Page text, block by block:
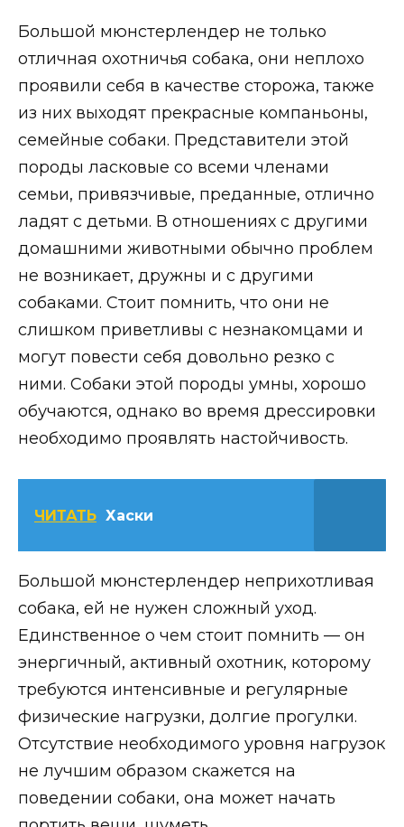
Большой мюнстерлендер не только
отличная охотничья собака, они неплохо
проявили себя в качестве сторожа, также
из них выходят прекрасные компаньоны,
семейные собаки. Представители этой
породы ласковые со всеми членами
семьи, привязчивые, преданные, отлично
ладят с детьми. В отношениях с другими
домашними животными обычно проблем
не возникает, дружны и с другими
собаками. Стоит помнить, что они не
слишком приветливы с незнакомцами и
могут повести себя довольно резко с
ними. Собаки этой породы умны, хорошо
обучаются, однако во время дрессировки
необходимо проявлять настойчивость.
ЧИТАТЬ Хаски
Большой мюнстерлендер неприхотливая
собака, ей не нужен сложный уход.
Единственное о чем стоит помнить — он
энергичный, активный охотник, которому
требуются интенсивные и регулярные
физические нагрузки, долгие прогулки.
Отсутствие необходимого уровня нагрузок
не лучшим образом скажется на
поведении собаки, она может начать